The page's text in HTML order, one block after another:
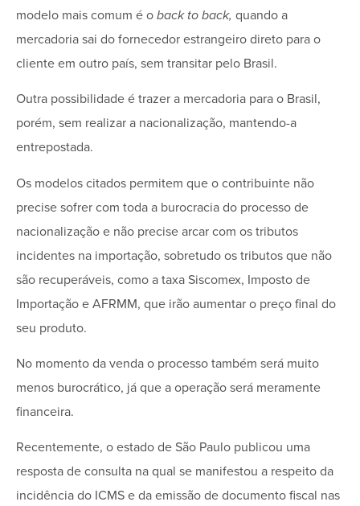
modelo mais comum é o back to back, quando a
mercadoria sai do fornecedor estrangeiro direto para o
cliente em outro país, sem transitar pelo Brasil.
Outra possibilidade é trazer a mercadoria para o Brasil,
porém, sem realizar a nacionalização, mantendo-a
entrepostada.
Os modelos citados permitem que o contribuinte não
precise sofrer com toda a burocracia do processo de
nacionalização e não precise arcar com os tributos
incidentes na importação, sobretudo os tributos que não
são recuperáveis, como a taxa Siscomex, Imposto de
Importação e AFRMM, que irão aumentar o preço final do
seu produto.
No momento da venda o processo também será muito
menos burocrático, já que a operação será meramente
financeira.
Recentemente, o estado de São Paulo publicou uma
resposta de consulta na qual se manifestou a respeito da
incidência do ICMS e da emissão de documento fiscal nas